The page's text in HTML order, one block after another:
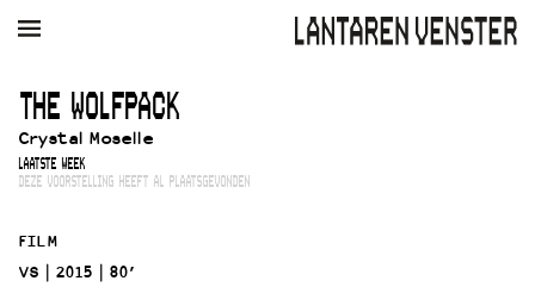
AGENDA FILM MUZIEK
Winkelmandje
Zoek
Openingstijden & contact
Bereikbaarheid
THE WOLFPACK
Crystal Moselle
LAATSTE WEEK
DEZE VOORSTELLING HEEFT AL PLAATSGEVONDEN
FILM
VS
2015
80’